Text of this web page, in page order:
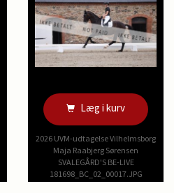
Læg i kurv
2026 UVM-udtagelse Vilhelmsborg
Maja Raabjerg Sørensen
SVALEGÅRD'S BE-LIVE
181698_BC_02_00017.JPG